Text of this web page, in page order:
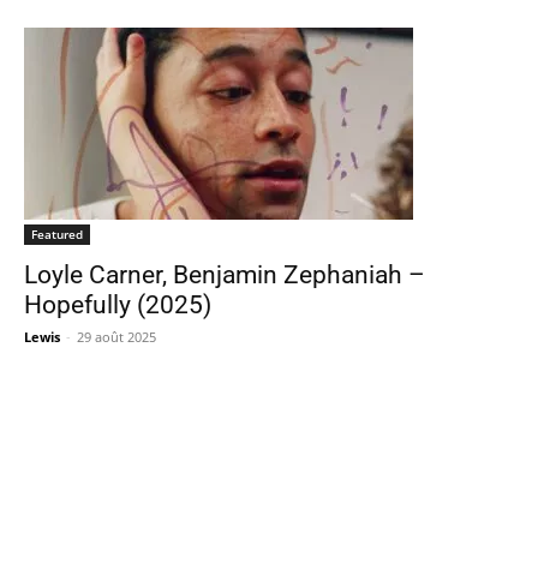
Featured
Loyle Carner, Benjamin Zephaniah –
Hopefully (2025)
Lewis - 29 août 2025